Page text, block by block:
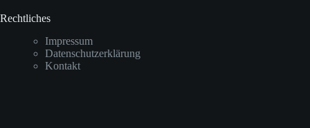
Rechtliches
Impressum
Datenschutzerklärung
Kontakt